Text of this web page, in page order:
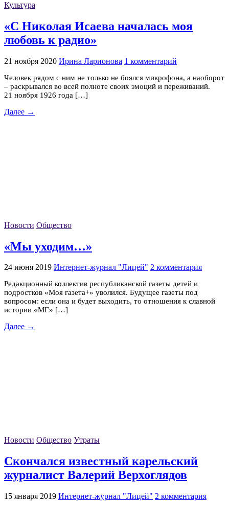
Культура
«С Николая Исаева началась моя
любовь к радио»
21 ноября 2020 Ирина Ларионова 1 комментарий
Человек рядом с ним не только не боялся микрофона, а наоборот
– раскрывался во всей полноте своих эмоций и переживаний.
21 ноября 1926 года […]
Далее →
Новости Общество
«Мы уходим…»
24 июня 2019 Интернет-журнал "Лицей" 2 комментария
Редакционный коллектив республиканской газеты детей и
подростков «Моя газета+» уволился. Будущее газеты под
вопросом: если она и будет выходить, то отношения к славной
истории «МГ» […]
Далее →
Новости Общество Утраты
Скончался известный карельский
журналист Валерий Верхоглядов
15 января 2019 Интернет-журнал "Лицей" 2 комментария